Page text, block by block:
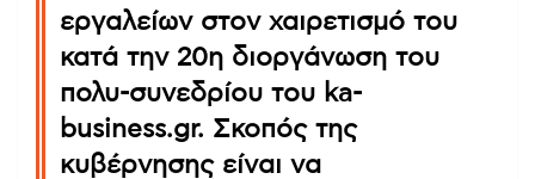
εργαλείων στον χαιρετισμό του
κατά την 20η διοργάνωση του
πολυ-συνεδρίου του ka-
business.gr. Σκοπός της
κυβέρνησης είναι να